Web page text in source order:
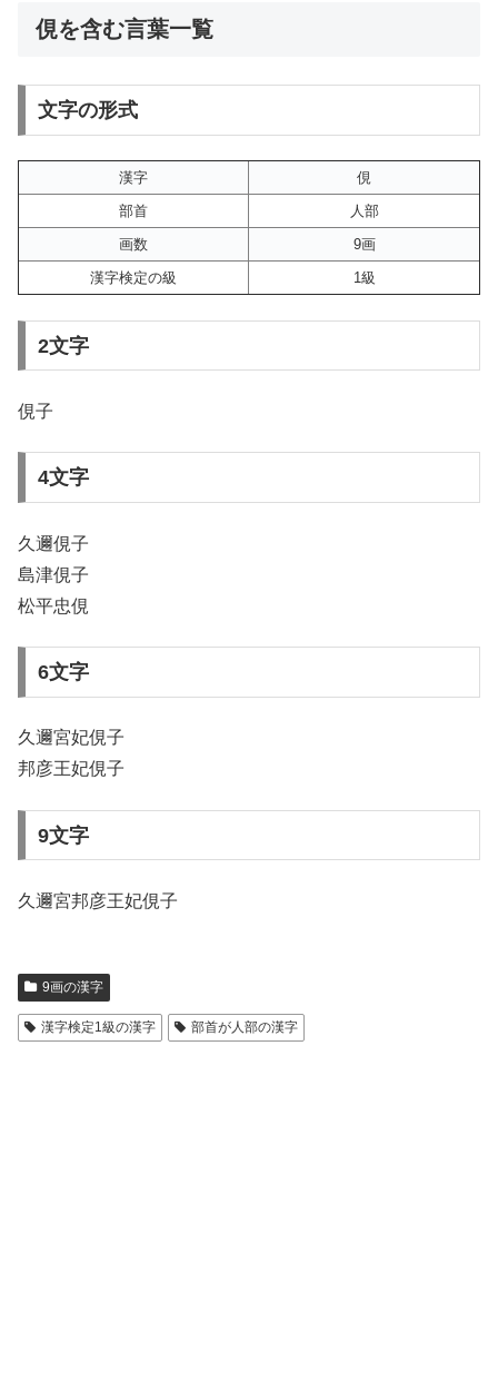
俔を含む言葉一覧
文字の形式
漢字
俔
部首
人部
画数
9画
漢字検定の級
1級
2文字
俔子
4文字
久邇俔子
島津俔子
松平忠俔
6文字
久邇宮妃俔子
邦彦王妃俔子
9文字
久邇宮邦彦王妃俔子
9画の漢字
漢字検定1級の漢字 部首が人部の漢字